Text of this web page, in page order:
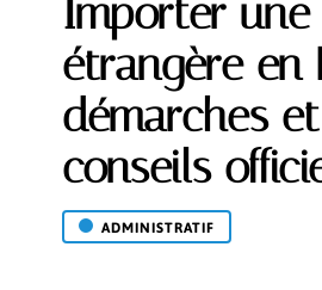
Importer
étrangère en
démarches et
conseils
ADMINISTRATIF